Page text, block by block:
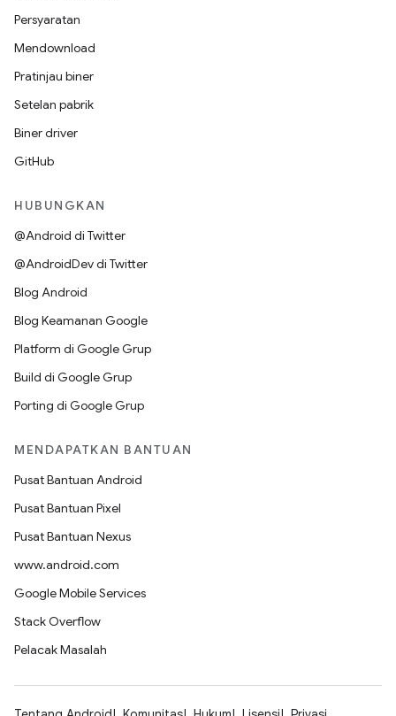
Persyaratan
Mendownload
Pratinjau biner
Setelan pabrik
Biner driver
GitHub
HUBUNGKAN
@Android di Twitter
@AndroidDev di Twitter
Blog Android
Blog Keamanan Google
Platform di Google Grup
Build di Google Grup
Porting di Google Grup
MENDAPATKAN BANTUAN
Pusat Bantuan Android
Pusat Bantuan Pixel
Pusat Bantuan Nexus
www.android.com
Google Mobile Services
Stack Overflow
Pelacak Masalah